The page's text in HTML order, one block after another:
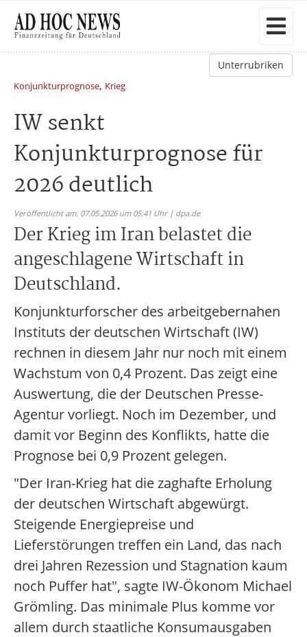
Unterrubriken
Konjunkturprognose, Krieg
IW senkt
Konjunkturprognose für
2026 deutlich
Veröffentlicht am: 07.05.2026 um 05:41 Uhr | dpa.de
Der Krieg im Iran belastet die
angeschlagene Wirtschaft in
Deutschland.
Konjunkturforscher des arbeitgebernahen
Instituts der deutschen Wirtschaft (IW)
rechnen in diesem Jahr nur noch mit einem
Wachstum von 0,4 Prozent. Das zeigt eine
Auswertung, die der Deutschen Presse-
Agentur vorliegt. Noch im Dezember, und
damit vor Beginn des Konflikts, hatte die
Prognose bei 0,9 Prozent gelegen.
"Der Iran-Krieg hat die zaghafte Erholung
der deutschen Wirtschaft abgewürgt.
Steigende Energiepreise und
Lieferstörungen treffen ein Land, das nach
drei Jahren Rezession und Stagnation kaum
noch Puffer hat", sagte IW-Ökonom Michael
Grömling. Das minimale Plus komme vor
allem durch staatliche Konsumausgaben